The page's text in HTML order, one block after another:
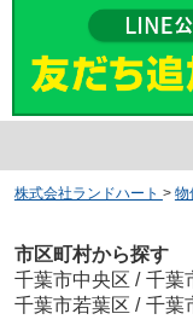
株式会社ランドハート > 物
市区町村から探す
千葉市中央区 / 千葉
千葉市若葉区 / 千葉